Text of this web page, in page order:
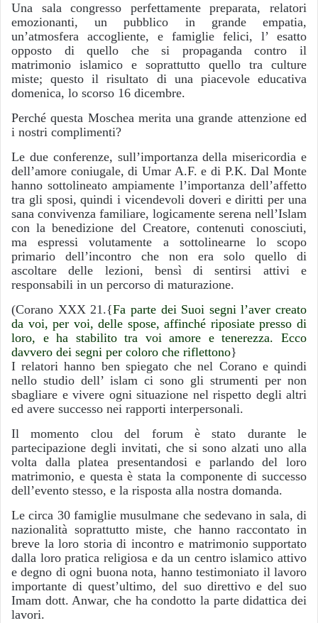
Una sala congresso perfettamente preparata, relatori
emozionanti, un pubblico in grande empatia,
un’atmosfera accogliente, e famiglie felici, l’ esatto
opposto di quello che si propaganda contro il
matrimonio islamico e soprattutto quello tra culture
miste; questo il risultato di una piacevole educativa
domenica, lo scorso 16 dicembre.
Perché questa Moschea merita una grande attenzione ed
i nostri complimenti?
Le due conferenze, sull’importanza della misericordia e
dell’amore coniugale, di Umar A.F. e di P.K. Dal Monte
hanno sottolineato ampiamente l’importanza dell’affetto
tra gli sposi, quindi i vicendevoli doveri e diritti per una
sana convivenza familiare, logicamente serena nell’Islam
con la benedizione del Creatore, contenuti conosciuti,
ma espressi volutamente a sottolinearne lo scopo
primario dell’incontro che non era solo quello di
ascoltare delle lezioni, bensì di sentirsi attivi e
responsabili in un percorso di maturazione.
(Corano XXX 21.{Fa parte dei Suoi segni l’aver creato
da voi, per voi, delle spose, affinché riposiate presso di
loro, e ha stabilito tra voi amore e tenerezza. Ecco
davvero dei segni per coloro che riflettono}
I relatori hanno ben spiegato che nel Corano e quindi
nello studio dell’ islam ci sono gli strumenti per non
sbagliare e vivere ogni situazione nel rispetto degli altri
ed avere successo nei rapporti interpersonali.
Il momento clou del forum è stato durante le
partecipazione degli invitati, che si sono alzati uno alla
volta dalla platea presentandosi e parlando del loro
matrimonio, e questa è stata la componente di successo
dell’evento stesso, e la risposta alla nostra domanda.
Le circa 30 famiglie musulmane che sedevano in sala, di
nazionalità soprattutto miste, che hanno raccontato in
breve la loro storia di incontro e matrimonio supportato
dalla loro pratica religiosa e da un centro islamico attivo
e degno di ogni buona nota, hanno testimoniato il lavoro
importante di quest’ultimo, del suo direttivo e del suo
Imam dott. Anwar, che ha condotto la parte didattica dei
lavori.